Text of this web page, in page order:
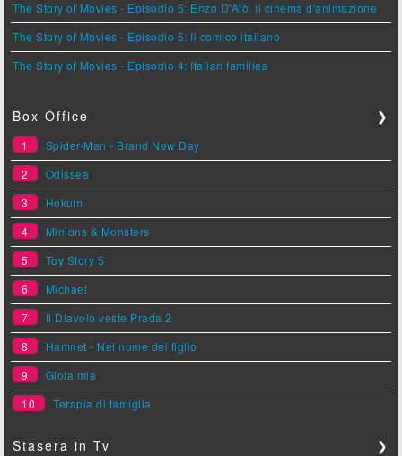
The Story of Movies - Episodio 6: Enzo D'Alò, il cinema d'animazione
The Story of Movies - Episodio 5: Il comico italiano
The Story of Movies - Episodio 4: Italian families
Box Office ❯
1
Spider-Man - Brand New Day
2
Odissea
3
Hokum
4
Minions & Monsters
5
Toy Story 5
6
Michael
7
Il Diavolo veste Prada 2
8
Hamnet - Nel nome del figlio
9
Gioia mia
10
Terapia di famiglia
Stasera in Tv ❯